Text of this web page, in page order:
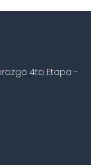
4ta Etapa -